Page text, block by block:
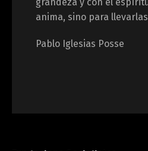
anima, sino para
Pablo Iglesias Posse